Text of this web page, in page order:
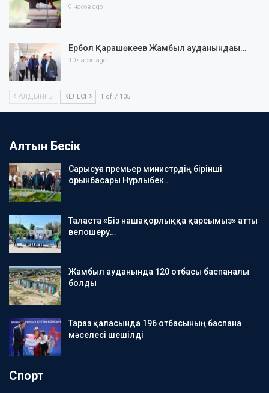
9 часов ago
Ербол Қарашөкеев Жамбыл ауданындағы…
10 часов ago
АЛДЫҢҒЫ КЕЛЕСІ 1 of 7 105
Алтын Бесік
Сарысуға премьер министрдің бірінші
орынбасары Нұрлыбек…
Таласта «Біз нашақорлыққа қарсымыз» атты
велошеру…
Жамбыл ауданында 120 отбасы баспаналы
болды
Тараз қаласында 196 отбасының баспана
мәселесі шешілді
Спорт